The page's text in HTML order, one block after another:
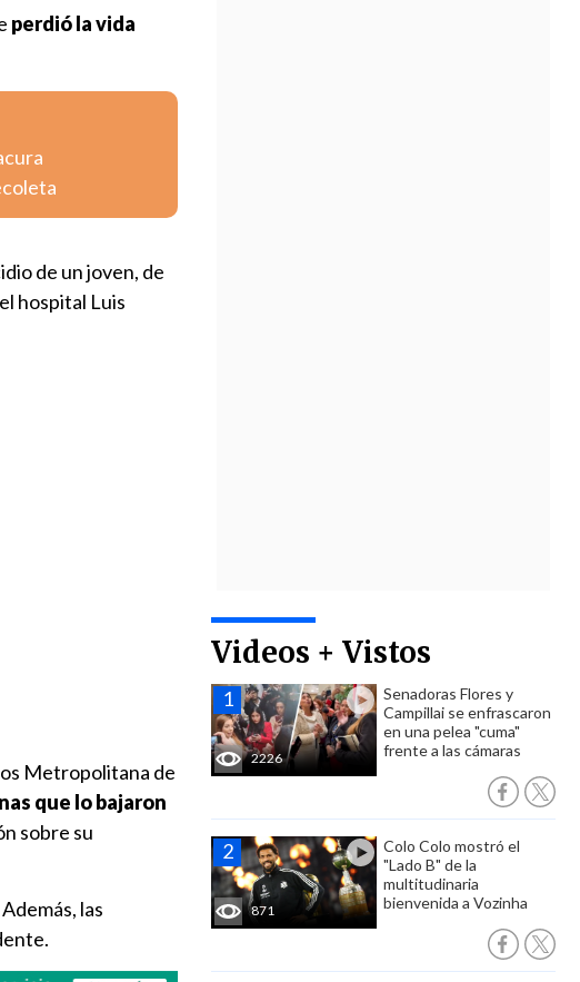
Videos + Vistos
2226
Senadoras Flores y
Campillai se enfrascaron
en una pelea "cuma"
frente a las cámaras
871
Colo Colo mostró el
"Lado B" de la
multitudinaria
bienvenida a Vozinha
perdió la vida
de un joven, de
hospital Luis
Metropolitana de
que lo bajaron
sobre su
Además, las